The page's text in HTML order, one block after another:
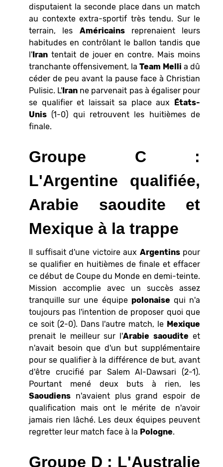
disputaient la seconde place dans un match
au contexte extra-sportif très tendu. Sur le
terrain, les Américainsreprenaient leurs
habitudes en contrôlant le ballon tandis que
l'Iran tentait de jouer en contre. Mais moins
tranchante offensivement, la Team Melli a dû
céder de peu avant la pause face à Christian
Pulisic. L'Iran ne parvenait pas à égaliser pour
se qualifier et laissait sa place aux États-
Unis (1-0) qui retrouvent les huitièmes de
finale.
Groupe C :
L'Argentine qualifiée,
Arabie saoudite et
Mexique à la trappe
Il suffisait d'une victoire aux Argentinspour
se qualifier en huitièmes de finale et effacer
ce début de Coupe du Monde en demi-teinte.
Mission accomplie avec un succès assez
tranquille sur une équipe polonaise qui n'a
toujours pas l'intention de proposer quoi que
ce soit (2-0). Dans l'autre match, le Mexique
prenait le meilleur sur l'Arabie saoudite et
n'avait besoin que d'un but supplémentaire
pour se qualifier à la différence de but, avant
d'être crucifié par Salem Al-Dawsari (2-1).
Pourtant mené deux buts à rien, les
Saoudiens n'avaient plus grand espoir de
qualification mais ont le mérite de n'avoir
jamais rien lâché. Les deux équipes peuvent
regretter leur match face à la Pologne.
Groupe D : L'Australie